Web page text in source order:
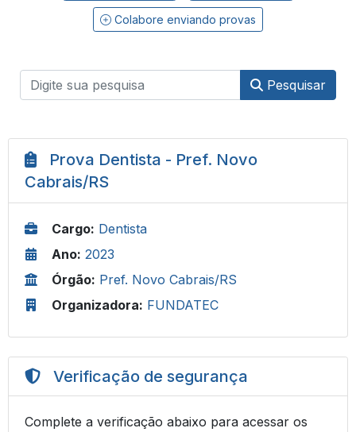
Colabore enviando provas
Pesquisar
Prova Dentista - Pref. Novo
Cabrais/RS
Cargo: Dentista
Ano: 2023
Órgão: Pref. Novo Cabrais/RS
Organizadora: FUNDATEC
Verificação de segurança
Complete a verificação abaixo para acessar os